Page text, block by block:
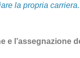
la propria
e l’assegnazione